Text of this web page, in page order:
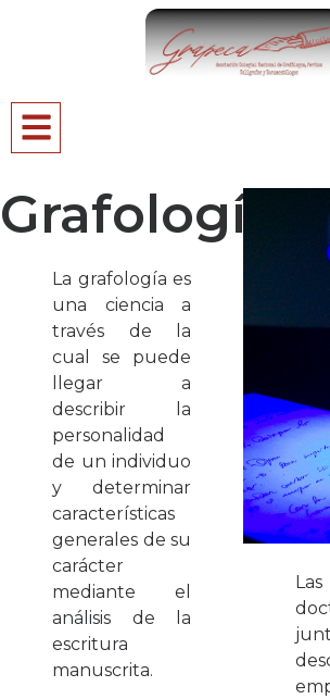
Grafología
La grafología es
una ciencia a
través de la
cual se puede
llegar a
describir la
personalidad
de un individuo
y determinar
características
generales de su
carácter
mediante el
análisis de la
escritura
manuscrita.